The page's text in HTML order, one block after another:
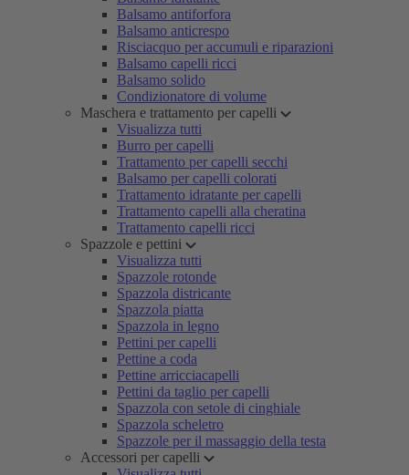
Balsamo antiforfora
Balsamo anticrespo
Risciacquo per accumuli e riparazioni
Balsamo capelli ricci
Balsamo solido
Condizionatore di volume
Maschera e trattamento per capelli
Visualizza tutti
Burro per capelli
Trattamento per capelli secchi
Balsamo per capelli colorati
Trattamento idratante per capelli
Trattamento capelli alla cheratina
Trattamento capelli ricci
Spazzole e pettini
Visualizza tutti
Spazzole rotonde
Spazzola districante
Spazzola piatta
Spazzola in legno
Pettini per capelli
Pettine a coda
Pettine arricciacapelli
Pettini da taglio per capelli
Spazzola con setole di cinghiale
Spazzola scheletro
Spazzole per il massaggio della testa
Accessori per capelli